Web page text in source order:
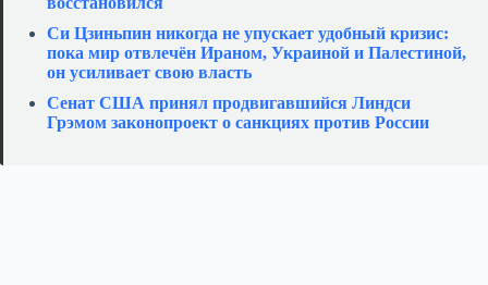
Си Цзиньпин никогда не упускает удобный кризис:
пока мир отвлечён Ираном, Украиной и Палестиной,
он усиливает свою власть
Сенат США принял продвигавшийся Линдси
Грэмом законопроект о санкциях против России